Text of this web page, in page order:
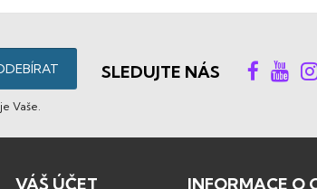
Vaše.
SLEDUJTE NÁS
VÁŠ ÚČET INFORMACE O